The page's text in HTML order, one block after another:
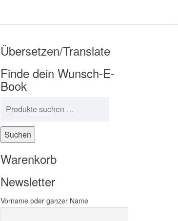
Übersetzen/Translate
Finde dein Wunsch-E-
Book
Suchen
Warenkorb
Newsletter
Vorname oder ganzer Name